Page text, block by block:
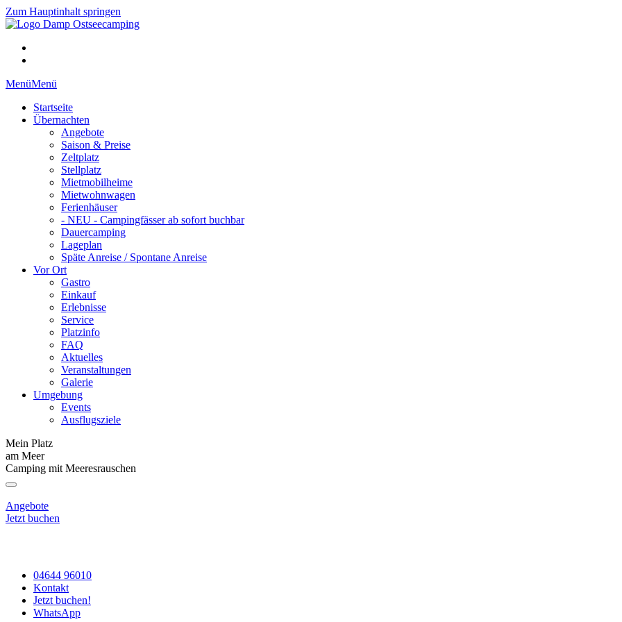
Zum Hauptinhalt springen
MenüMenü
Startseite
Übernachten
Angebote
Saison & Preise
Zeltplatz
Stellplatz
Mietmobilheime
Mietwohnwagen
Ferienhäuser
- NEU - Campingfässer ab sofort buchbar
Dauercamping
Lageplan
Späte Anreise / Spontane Anreise
Vor Ort
Gastro
Einkauf
Erlebnisse
Service
Platzinfo
FAQ
Aktuelles
Veranstaltungen
Galerie
Umgebung
Events
Ausflugsziele
Mein Platz
am Meer
Camping mit Meeresrauschen
Angebote
Jetzt buchen
04644 96010
Kontakt
Jetzt buchen!
WhatsApp